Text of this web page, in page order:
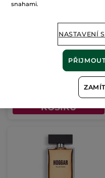
1649.00 Kč
PŘIDAT DO
KOŠÍKU
snahami.
NASTAVENÍ